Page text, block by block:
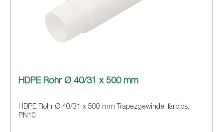
HDPE Rohr Ø 40/31 x 500 mm
HDPE Rohr Ø 40/31 x 500 mm Trapezgewinde, farblos,
PN10